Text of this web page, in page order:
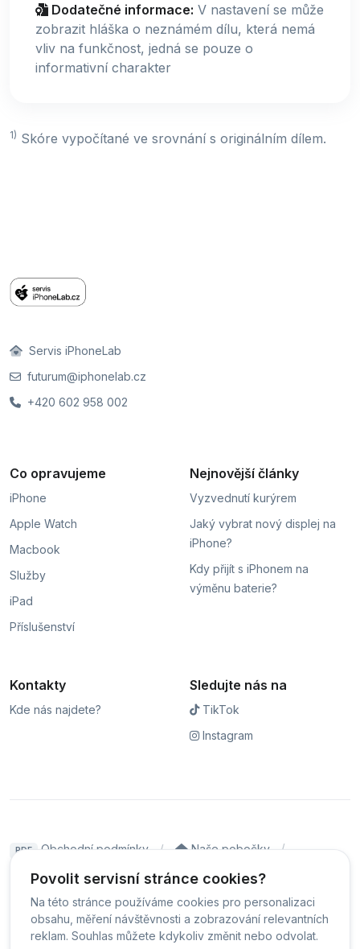
Dodatečné informace: V nastavení se může
zobrazit hláška o neznámém dílu, která nemá
vliv na funkčnost, jedná se pouze o
informativní charakter
1) Skóre vypočítané ve srovnání s originálním dílem.
Povolit servisní stránce cookies?
Na této stránce používáme cookies pro personalizaci
obsahu, měření návštěvnosti a zobrazování relevantních
reklam. Souhlas můžete kdykoliv změnit nebo odvolat.
Servis iPhoneLab
futurum@iphonelab.cz
+420 602 958 002
Co opravujeme
iPhone
Apple Watch
Macbook
Služby
iPad
Příslušenství
Nejnovější články
Vyzvednutí kurýrem
Jaký vybrat nový displej na
iPhone?
Kdy přijít s iPhonem na
výměnu baterie?
Kontakty
Kde nás najdete?
Sledujte nás na
TikTok
Instagram
PDF Obchodní podmínky
Naše pobočky
Čeština